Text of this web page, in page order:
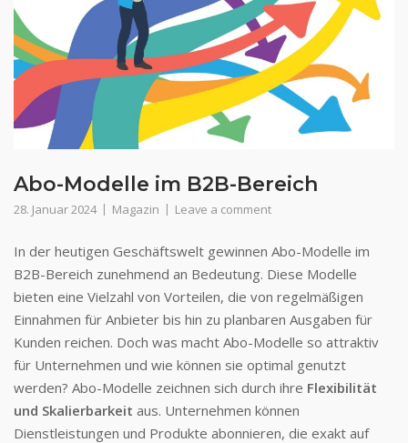
Abo-Modelle im B2B-Bereich
28. Januar 2024 Magazin Leave a comment
In der heutigen Geschäftswelt gewinnen Abo-Modelle im
B2B-Bereich zunehmend an Bedeutung. Diese Modelle
bieten eine Vielzahl von Vorteilen, die von regelmäßigen
Einnahmen für Anbieter bis hin zu planbaren Ausgaben für
Kunden reichen. Doch was macht Abo-Modelle so attraktiv
für Unternehmen und wie können sie optimal genutzt
werden? Abo-Modelle zeichnen sich durch ihre Flexibilität
und Skalierbarkeit aus. Unternehmen können
Dienstleistungen und Produkte abonnieren, die exakt auf